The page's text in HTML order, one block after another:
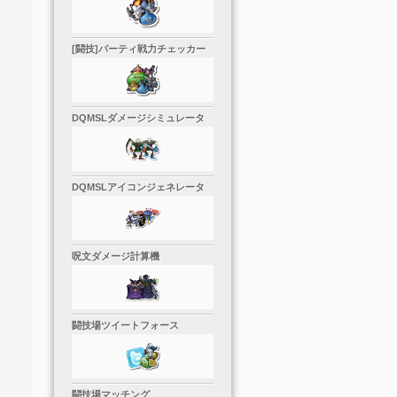
[闘技]パーティ戦力チェッカー
DQMSLダメージシミュレータ
DQMSLアイコンジェネレータ
呪文ダメージ計算機
闘技場ツイートフォース
闘技場マッチング